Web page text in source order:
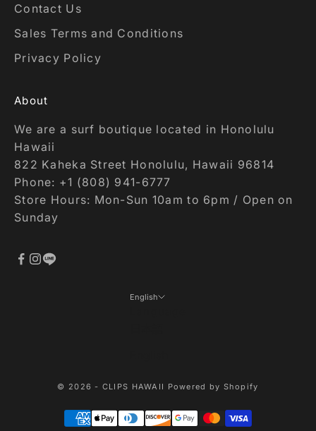
Contact Us
Sales Terms and Conditions
Privacy Policy
About
We are a surf boutique located in Honolulu
Hawaii
822 Kaheka Street Honolulu, Hawaii 96814
Phone: +1 (808) 941-6777
Store Hours: Mon-Sun 10am to 6pm / Open on
Sunday
English
© 2026 - CLIPS HAWAII Powered by Shopify